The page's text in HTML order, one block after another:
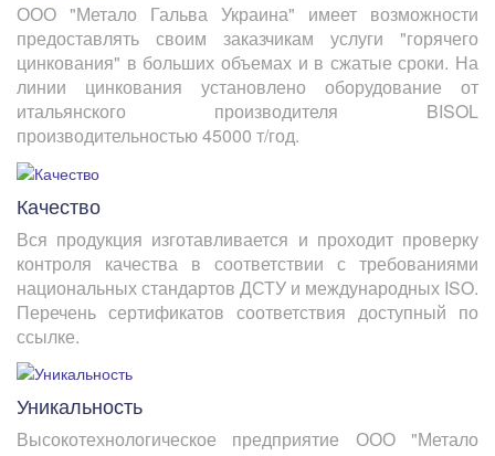
ООО "Метало Гальва Украина" имеет возможности
предоставлять своим заказчикам услуги "горячего
цинкования" в больших объемах и в сжатые сроки. На
линии цинкования установлено оборудование от
итальянского производителя BISOL
производительностью 45000 т/год.
Качество
Вся продукция изготавливается и проходит проверку
контроля качества в соответствии с требованиями
национальных стандартов ДСТУ и международных ISO.
Перечень сертификатов соответствия доступный по
ссылке.
Уникальность
Высокотехнологическое предприятие ООО "Метало